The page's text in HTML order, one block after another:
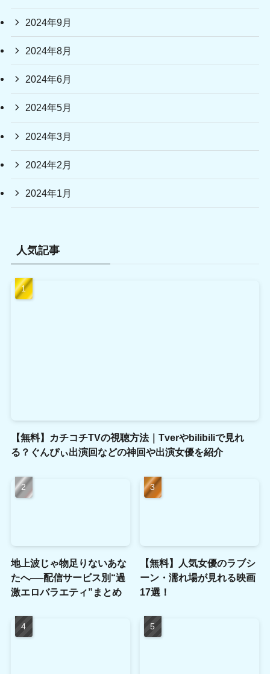
2024年9月
2024年8月
2024年6月
2024年5月
2024年3月
2024年2月
2024年1月
人気記事
【無料】カチコチTVの視聴方法｜Tverやbilibiliで見れ
る？ぐんぴぃ出演回などの神回や出演女優を紹介
地上波じゃ物足りないあな
たへ──配信サービス別“過
激エロバラエティ”まとめ
【無料】人気女優のラブシ
ーン・濡れ場が見れる映画
17選！